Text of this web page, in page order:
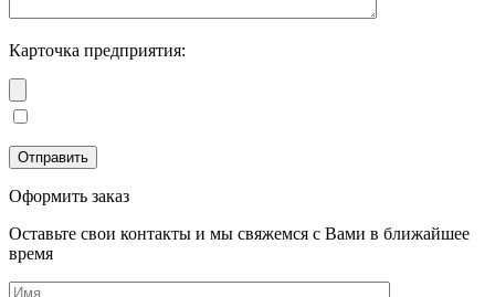
Карточка предприятия:
Оформить заказ
Оставьте свои контакты и мы свяжемся с Вами в ближайшее
время